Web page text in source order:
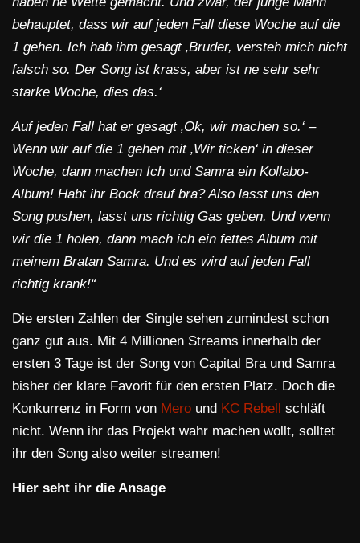
behauptet, dass wir auf jeden Fall diese Woche auf die
1 gehen. Ich hab ihm gesagt ‚Bruder, versteh mich nicht
falsch so. Der Song ist krass, aber ist ne sehr sehr
starke Woche, dies das.‘
Auf jeden Fall hat er gesagt ‚Ok, wir machen so.‘ –
Wenn wir auf die 1 gehen mit ‚Wir ticken‘ in dieser
Woche, dann machen Ich und Samra ein Kollabo-
Album! Habt ihr Bock drauf bra? Also lasst uns den
Song pushen, lasst uns richtig Gas geben. Und wenn
wir die 1 holen, dann mach ich ein fettes Album mit
meinem Bratan Samra. Und es wird auf jeden Fall
richtig krank!“
Die ersten Zahlen der Single sehen zumindest schon
ganz gut aus. Mit 4 Millionen Streams innerhalb der
ersten 3 Tage ist der Song von Capital Bra und Samra
bisher der klare Favorit für den ersten Platz. Doch die
Konkurrenz in Form von Mero und KC Rebell
schläft
nicht. Wenn ihr das Projekt wahr machen wollt, solltet
ihr den Song also weiter streamen!
Hier seht ihr die Ansage